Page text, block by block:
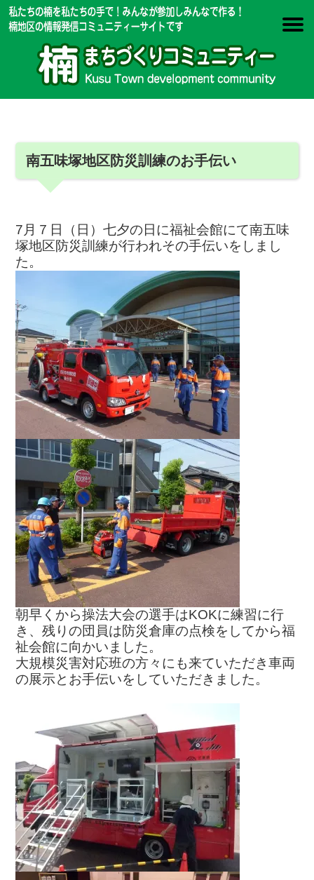
南五味塚地区防災訓練のお手伝い
7月７日（日）七夕の日に福祉会館にて南五味
塚地区防災訓練が行われその手伝いをしまし
た。
朝早くから操法大会の選手はKOKに練習に行
き、残りの団員は防災倉庫の点検をしてから福
祉会館に向かいました。
大規模災害対応班の方々にも来ていただき車両
の展示とお手伝いをしていただきました。